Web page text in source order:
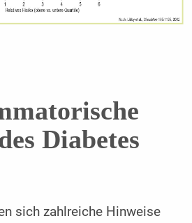
Diabetes
sich zahlreiche Hinweise